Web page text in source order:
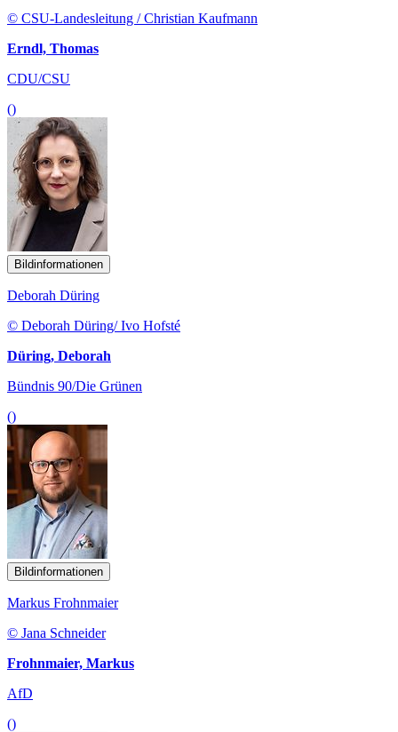
© CSU-Landesleitung / Christian Kaufmann
Erndl, Thomas
CDU/CSU
()
Bildinformationen
Deborah Düring
© Deborah Düring/ Ivo Hofsté
Düring, Deborah
Bündnis 90/Die Grünen
()
Bildinformationen
Markus Frohnmaier
© Jana Schneider
Frohnmaier, Markus
AfD
()